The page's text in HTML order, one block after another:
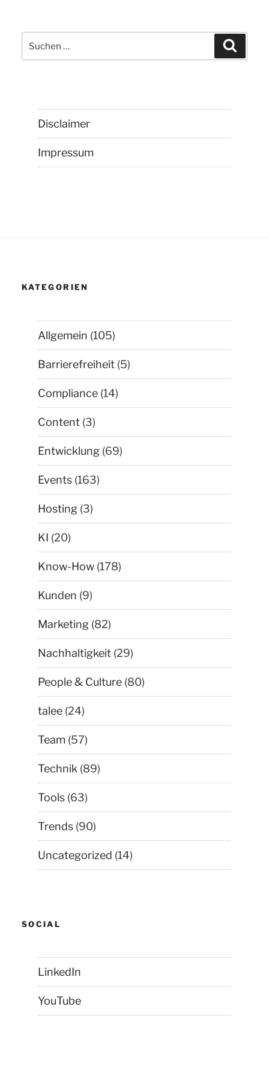
Suchen
nach:
Disclaimer
Impressum
KATEGORIEN
Allgemein (105)
Barrierefreiheit (5)
Compliance (14)
Content (3)
Entwicklung (69)
Events (163)
Hosting (3)
KI (20)
Know-How (178)
Kunden (9)
Marketing (82)
Nachhaltigkeit (29)
People & Culture (80)
talee (24)
Team (57)
Technik (89)
Tools (63)
Trends (90)
Uncategorized (14)
SOCIAL
LinkedIn
YouTube